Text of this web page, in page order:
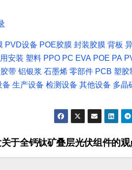
PVD设备 POE胶膜 封装胶膜 背板
安装 塑料 PPO PC EVA POE PA
胶带 铝银浆 石墨烯 零部件 PCB 塑胶
备 生产设备 检测设备 其他设备 多晶
于全钙钛矿叠层光伏组件的观